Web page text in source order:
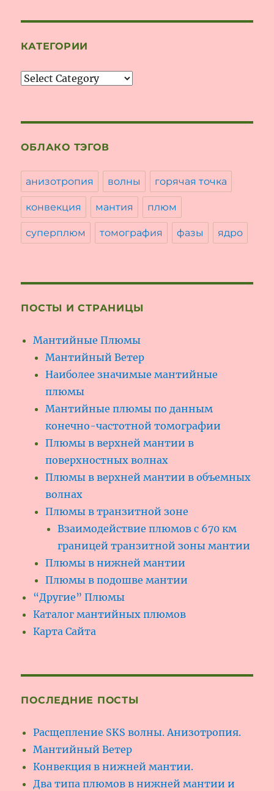
КАТЕГОРИИ
Категории
ОБЛАКО ТЭГОВ
анизотропия волны горячая точка
конвекция мантия плюм
суперплюм томография фазы ядро
ПОСТЫ И СТРАНИЦЫ
Мантийные Плюмы
Мантийный Ветер
Наиболее значимые мантийные
плюмы
Мантийные плюмы по данным
конечно-частотной томографии
Плюмы в верхней мантии в
поверхностных волнах
Плюмы в верхней мантии в объемных
волнах
Плюмы в транзитной зоне
Взаимодействие плюмов с 670 км
границей транзитной зоны мантии
Плюмы в нижней мантии
Плюмы в подошве мантии
“Другие” Плюмы
Каталог мантийных плюмов
Карта Сайта
ПОСЛЕДНИЕ ПОСТЫ
Расщепление SKS волны. Анизотропия.
Мантийный Ветер
Конвекция в нижней мантии.
Два типа плюмов в нижней мантии и